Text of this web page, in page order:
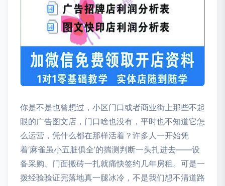
你是不是也曾想过，小区门口或者商业街上那些不起
眼的广告图文店，门口啥也没有，平时也不知道它怎
么运营，凭什么都在那样活着？许多人一开始凭
着‘麻雀虽小五脏俱全’的揣测判断一头扎进去——设
备采购、门面搬砖一扎就痛快签约几年房租。可是一
拨经验验证完落地真一腿冰冷，不是我们想不清道路